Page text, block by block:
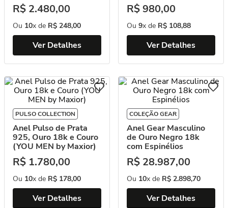
R$ 2.480,00
Ou 10x de R$ 248,00
Ver Detalhes
R$980,00
Ou 9x de R$ 108,88
Ver Detalhes
PULSO COLLECTION
Anel Pulso de Prata
925, Ouro 18k e Couro
(YOU MEN by Maxior)
R$ 1.780,00
Ou 10x de R$ 178,00
Ver Detalhes
COLEÇÃO GEAR
Anel Gear Masculino
de Ouro Negro 18k
com Espinélios
R$ 28.987,00
Ou 10x de R$ 2.898,70
Ver Detalhes